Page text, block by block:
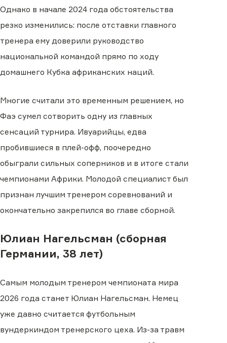
Однако в начале 2024 года обстоятельства
резко изменились: после отставки главного
тренера ему доверили руководство
национальной командой прямо по ходу
домашнего Кубка африканских наций.
Многие считали это временным решением, но
Фаэ сумел сотворить одну из главных
сенсаций турнира. Ивуарийцы, едва
пробившиеся в плей-офф, поочередно
обыграли сильных соперников и в итоге стали
чемпионами Африки. Молодой специалист был
признан лучшим тренером соревнований и
окончательно закрепился во главе сборной.
Юлиан Нагельсман (сборная
Германии, 38 лет)
Самым молодым тренером чемпионата мира
2026 года станет Юлиан Нагельсман. Немец
уже давно считается футбольным
вундеркиндом тренерского цеха. Из-за травм